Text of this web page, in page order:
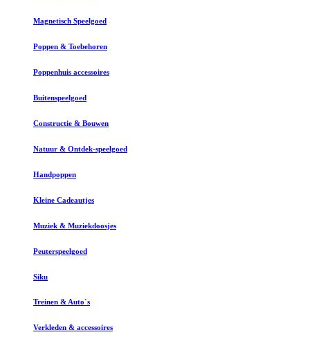
Magnetisch Speelgoed
Poppen & Toebehoren
Poppenhuis accessoires
Buitenspeelgoed
Constructie & Bouwen
Natuur & Ontdek-speelgoed
Handpoppen
Kleine Cadeautjes
Muziek & Muziekdoosjes
Peuterspeelgoed
Siku
Treinen & Auto`s
Verkleden & accessoires